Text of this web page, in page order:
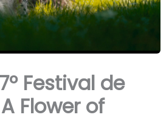
Festival de
Flower of